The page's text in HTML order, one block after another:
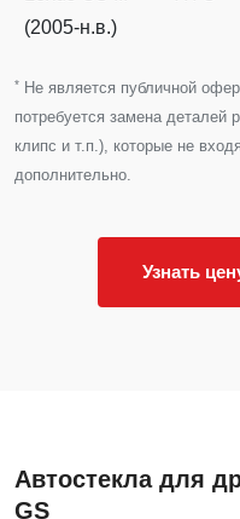
(2005-н.в.)
* Не является публичной
потребуется замена деталей
клипс и т.п.), которые не
дополнительно.
Узнать
Автостекла для
GS